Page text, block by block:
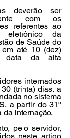
deverão ser
com os
referentes ao
eletrônico da
de Saúde do
até 10 (dez)
data da alta
internados
(trinta) dias, a
no sistema
a partir do 31º
da internação.
pelo servidor,
neste artigo